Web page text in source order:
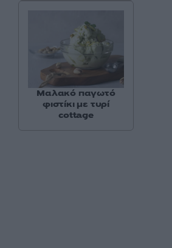
Μαλακό παγωτό
φιστίκι με τυρί
cottage